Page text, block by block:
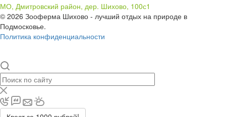
МО, Дмитровский район, дер. Шихово, 100с1
© 2026 Зооферма Шихово - лучший отдых на природе в
Подмосковье.
Политика конфиденциальности